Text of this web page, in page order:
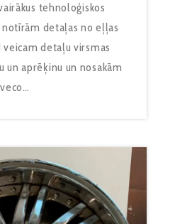
tehnoloģiskos
detaļas no eļļas
detaļu virsmas
un aprēķinu un nosakām